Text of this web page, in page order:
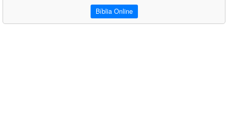
Bíblia Online